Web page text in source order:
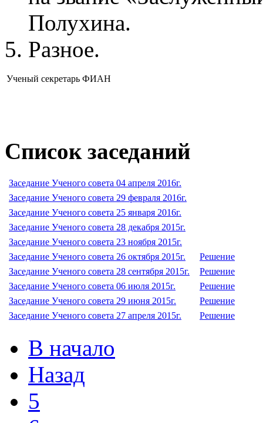
Полухина.
Разное.
Ученый секретарь ФИАН
Список заседаний
Заседание Ученого совета 04 апреля 2016г.
Заседание Ученого совета 29 февраля 2016г.
Заседание Ученого совета 25 января 2016г.
Заседание Ученого совета 28 декабря 2015г.
Заседание Ученого совета 23 ноября 2015г.
Заседание Ученого совета 26 октября 2015г.
Решение
Заседание Ученого совета 28 сентября 2015г.
Решение
Заседание Ученого совета 06 июля 2015г.
Решение
Заседание Ученого совета 29 июня 2015г.
Решение
Заседание Ученого совета 27 апреля 2015г.
Решение
В начало
Назад
5